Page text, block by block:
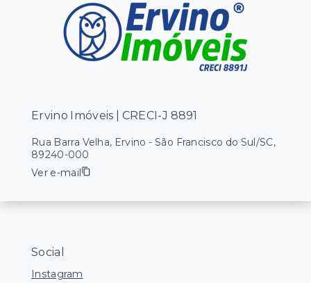
Social
Instagram
Ervino Imóveis | CRECI-J 8891
Rua Barra Velha, Ervino - São Francisco do Sul/SC,
89240-000
Ver e-mail